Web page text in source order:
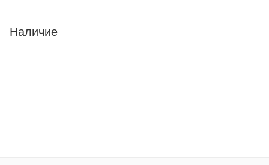
Наличие